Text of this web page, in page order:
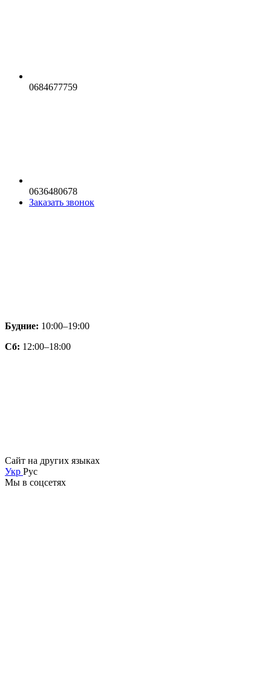
0684677759
0636480678
Заказать звонок
Будние: 10:00–19:00
Сб: 12:00–18:00
Сайт на других языках
Укр Рус
Мы в соцсетях